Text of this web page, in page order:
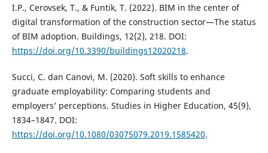
I.P., Cerovsek, T., & Funtik, T. (2022). BIM in the center of
digital transformation of the construction sector—The status
of BIM adoption. Buildings, 12(2), 218. DOI:
https://doi.org/10.3390/buildings12020218.
Succi, C. dan Canovi, M. (2020). Soft skills to enhance
graduate employability: Comparing students and
employers’ perceptions. Studies in Higher Education, 45(9),
1834–1847. DOI:
https://doi.org/10.1080/03075079.2019.1585420.